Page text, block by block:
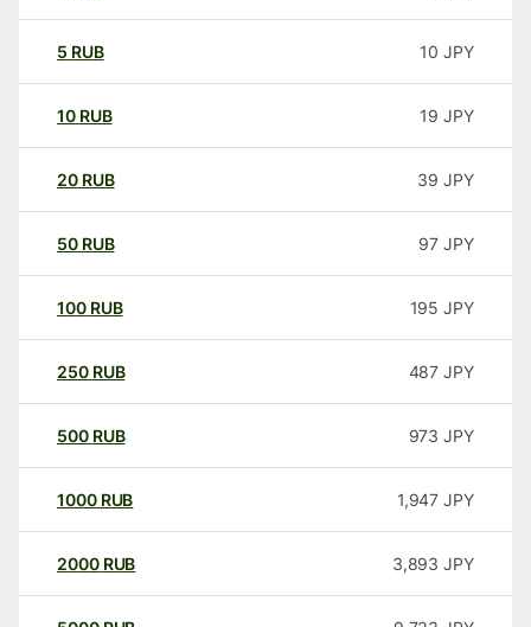
5 RUB 10 JPY
10 RUB 19 JPY
20 RUB 39 JPY
50 RUB 97 JPY
100 RUB 195 JPY
250 RUB 487 JPY
500 RUB 973 JPY
1000 RUB 1,947 JPY
2000 RUB 3,893 JPY